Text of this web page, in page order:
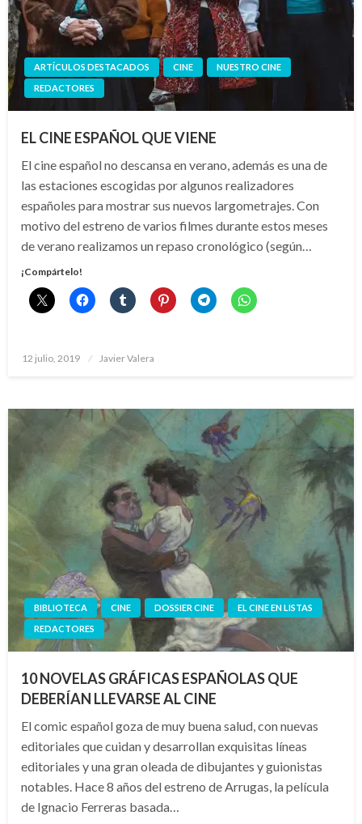
ARTÍCULOS DESTACADOS CINE
NUESTRO CINE
REDACTORES
EL CINE ESPAÑOL QUE VIENE
El cine español no descansa en verano, además es una de
las estaciones escogidas por algunos realizadores
españoles para mostrar sus nuevos largometrajes. Con
motivo del estreno de varios filmes durante estos meses
de verano realizamos un repaso cronológico (según…
¡Compártelo!
Publicado
12 julio, 2019 Javier Valera
BIBLIOTECA CINE DOSSIER CINE
EL CINE EN LISTAS
REDACTORES
10 NOVELAS GRÁFICAS ESPAÑOLAS QUE
DEBERÍAN LLEVARSE AL CINE
El comic español goza de muy buena salud, con nuevas
editoriales que cuidan y desarrollan exquisitas líneas
editoriales y una gran oleada de dibujantes y guionistas
notables. Hace 8 años del estreno de Arrugas, la película
de Ignacio Ferreras basada…